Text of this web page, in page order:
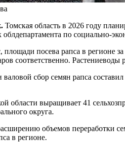
Томская область в 2026 году
по социально-
площади посева рапса в регионе
соответственно.
сбор семян рапса
области выращивает 41
округа.
объемов переработки
в регионе.